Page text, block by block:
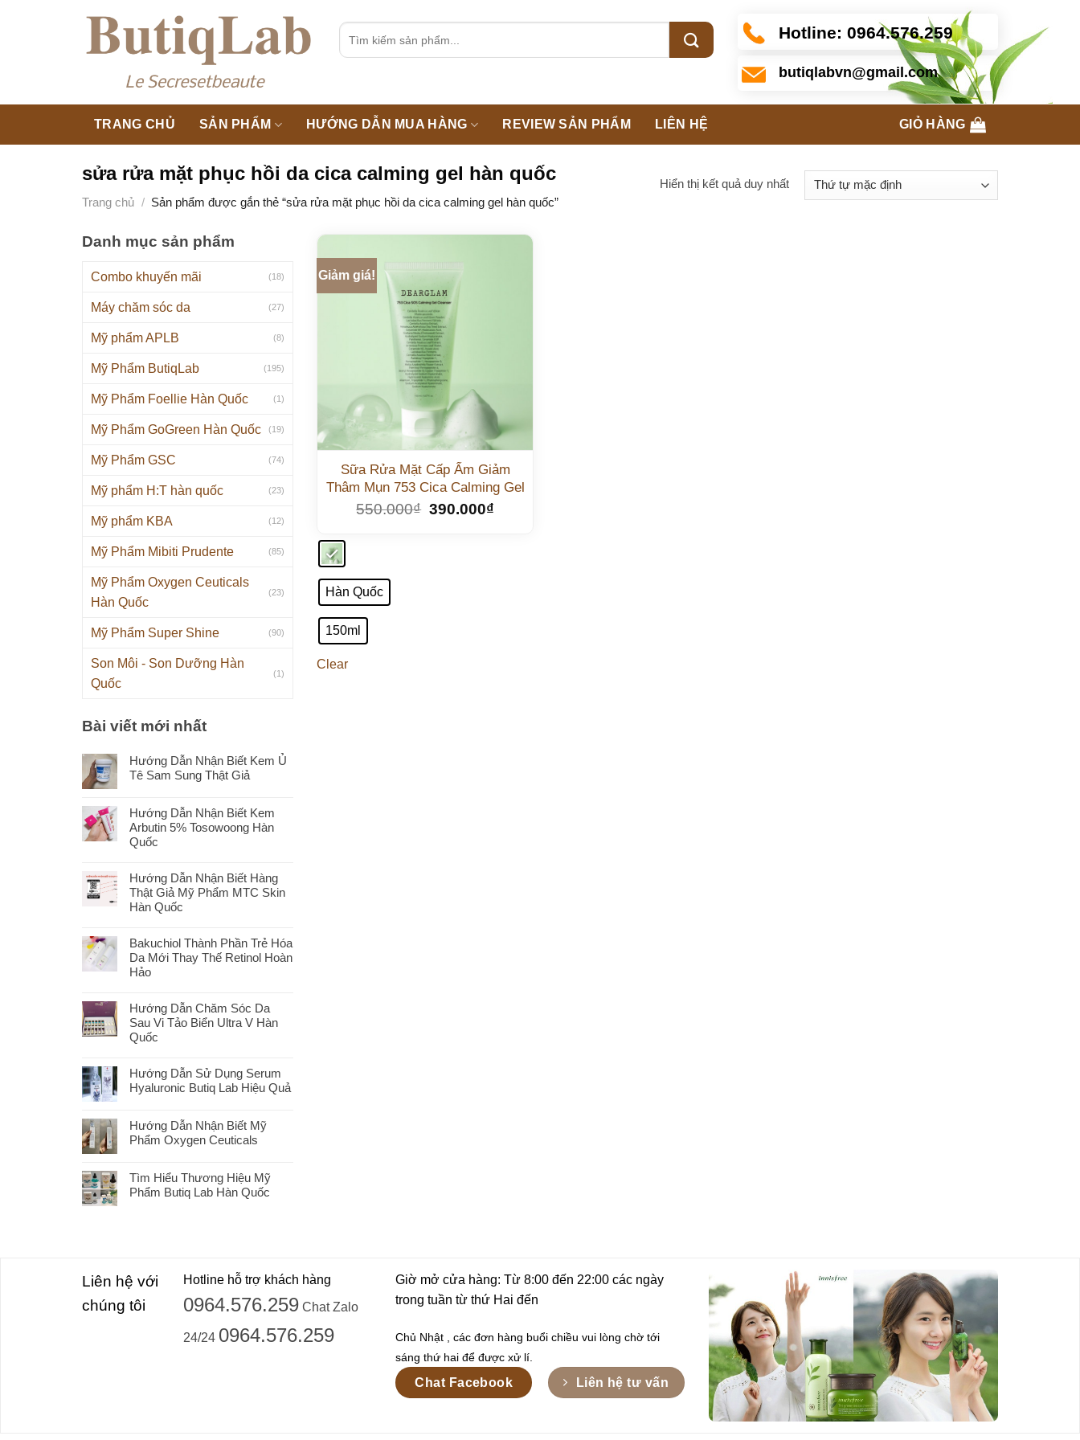
Tìm
Hotline: 0964.576.259
butiqlabvn@gmail.com
TRANG CHỦ SẢN PHẨM HƯỚNG DẪN MUA HÀNG REVIEW SẢN PHẨM LIÊN HỆ GIỎ HÀNG
sửa rửa mặt phục hồi da cica calming gel hàn quốc
Trang chủ / Sản phẩm được gắn thẻ “sửa rửa mặt phục hồi da cica calming gel hàn quốc”
Hiển thị kết quả duy nhất
Danh mục sản phẩm
Combo khuyến mãi (18)
Máy chăm sóc da (27)
Mỹ phẩm APLB (8)
Mỹ Phẩm ButiqLab (195)
Mỹ Phẩm Foellie Hàn Quốc (1)
Mỹ Phẩm GoGreen Hàn Quốc (19)
Mỹ Phẩm GSC (74)
Mỹ phẩm H:T hàn quốc (23)
Mỹ phẩm KBA (12)
Mỹ Phẩm Mibiti Prudente (85)
Mỹ Phẩm Oxygen Ceuticals
Hàn Quốc
(23)
Mỹ Phẩm Super Shine (90)
Son Môi - Son Dưỡng Hàn
Quốc
(1)
Bài viết mới nhất
Hướng Dẫn Nhận Biết Kem Ủ
Tê Sam Sung Thật Giả
Hướng Dẫn Nhận Biết Kem
Arbutin 5% Tosowoong Hàn
Quốc
Hướng Dẫn Nhận Biết Hàng
Thật Giả Mỹ Phẩm MTC Skin
Hàn Quốc
Bakuchiol Thành Phần Trẻ Hóa
Da Mới Thay Thế Retinol Hoàn
Hảo
Hướng Dẫn Chăm Sóc Da
Sau Vi Tảo Biển Ultra V Hàn
Quốc
Hướng Dẫn Sử Dụng Serum
Hyaluronic Butiq Lab Hiệu Quả
Hướng Dẫn Nhận Biết Mỹ
Phẩm Oxygen Ceuticals
Tìm Hiểu Thương Hiệu Mỹ
Phẩm Butiq Lab Hàn Quốc
Giảm giá!
Sữa Rửa Mặt Cấp Ẩm Giảm
Thâm Mụn 753 Cica Calming Gel
550.000₫ 390.000₫
Hàn Quốc
150ml
Clear
Liên hệ với
chúng tôi
Hotline hỗ trợ khách hàng
0964.576.259 Chat Zalo
24/24 0964.576.259
Giờ mở cửa hàng: Từ 8:00 đến 22:00 các ngày
trong tuần từ thứ Hai đến
Chủ Nhật , các đơn hàng buổi chiều vui lòng chờ tới
sáng thứ hai để được xử lí.
Chat Facebook Liên hệ tư vấn